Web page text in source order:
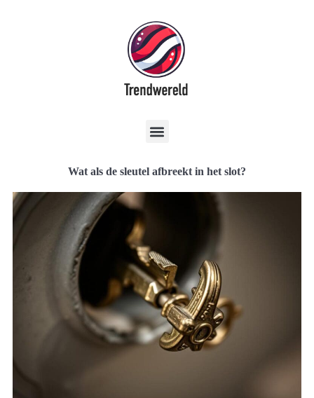
Wat als de sleutel afbreekt in het slot?